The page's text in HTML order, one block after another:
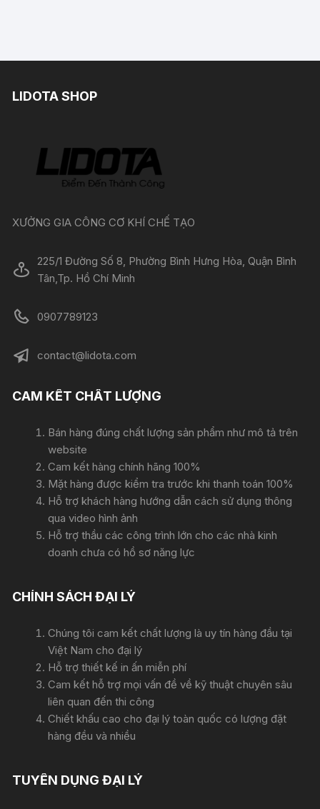
LIDOTA SHOP
XƯỞNG GIA CÔNG CƠ KHÍ CHẾ TẠO
225/1 Đường Số 8, Phường Bình Hưng Hòa, Quận Bình
Tân,Tp. Hồ Chí Minh
0907789123
contact@lidota.com
CAM KẾT CHẤT LƯỢNG
Bán hàng đúng chất lượng sản phẩm như mô tả trên
website
Cam kết hàng chính hãng 100%
Mặt hàng được kiểm tra trước khi thanh toán 100%
Hỗ trợ khách hàng hướng dẫn cách sử dụng thông
qua video hình ảnh
Hỗ trợ thầu các công trình lớn cho các nhà kinh
doanh chưa có hồ sơ năng lực
CHÍNH SÁCH ĐẠI LÝ
Chúng tôi cam kết chất lượng là uy tín hàng đầu tại
Việt Nam cho đại lý
Hỗ trợ thiết kế in ấn miễn phí
Cam kết hỗ trợ mọi vấn đề về kỹ thuật chuyên sâu
liên quan đến thi công
Chiết khấu cao cho đại lý toàn quốc có lượng đặt
hàng đều và nhiều
TUYỂN DỤNG ĐẠI LÝ